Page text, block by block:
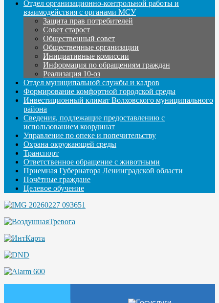
Отдел организационно-контрольной работы и
взаимодействия с органами МСУ
Защита прав потребителей
Совет старост
Общественный совет
Общественные организации
Инициативные комиссии
Информация по обращениям граждан
Реализация 10-оз
Отдел муниципальной службы и кадров
Формирование комфортной городской среды
Инвестиционный климат Волховского муниципального
района
Сведения, подлежащие предоставлению с
использованием координат
Управление по опеке и попечительству
Охрана окружающей среды
Транспорт
Ответственное обращение с животными
Приемная Губернатора Ленинградской области
Почётные граждане
Целевое обучение